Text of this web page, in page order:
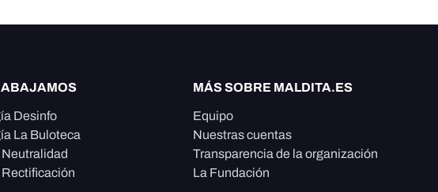
Desinfo
La Buloteca
MÁS SOBRE MALDITA.ES
Equipo
Nuestras cuentas
Transparencia de la organización
La Fundación